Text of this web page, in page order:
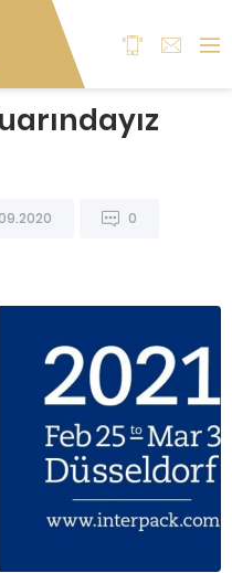
0